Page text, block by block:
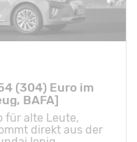
(304) Euro im
BAFA]
für alte Leute,
direkt aus der